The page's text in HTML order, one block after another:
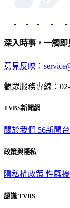
深入時事，一觸即
意見反映：
觀眾服務專線：
TVBS新聞網
關於我們 56新聞
政策與隱私
隱私權政策 性騷
認識 TVBS